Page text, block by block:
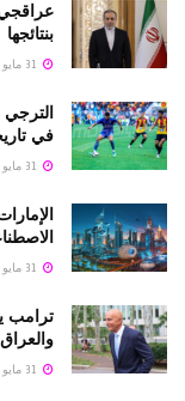
بنتائجها
في
ترامب
والعراق